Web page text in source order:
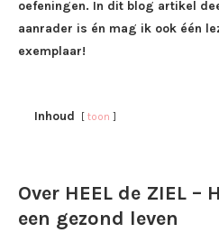
oefeningen. In dit blog artikel
aanrader is én mag ik ook één
exemplaar!
Inhoud toon
Over HEEL de ZIEL –
een gezond leven